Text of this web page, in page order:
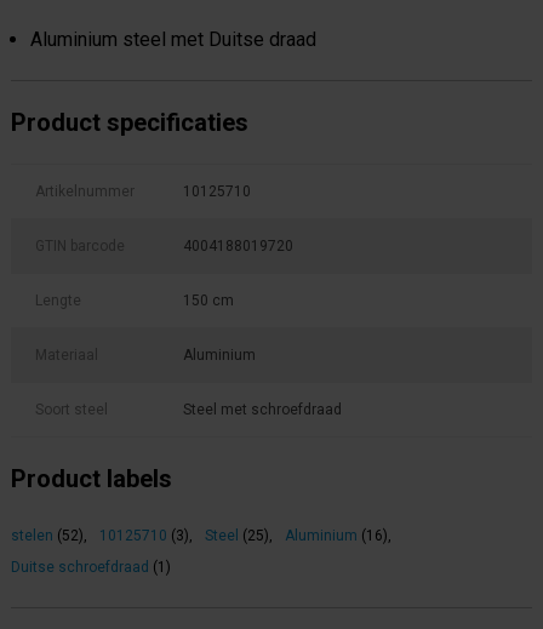
Aluminium steel met Duitse draad
Product specificaties
Artikelnummer 10125710
GTIN barcode 4004188019720
Lengte 150 cm
Materiaal Aluminium
Soort steel Steel met schroefdraad
Product labels
stelen (52), 10125710 (3), Steel (25), Aluminium (16),
Duitse schroefdraad (1)